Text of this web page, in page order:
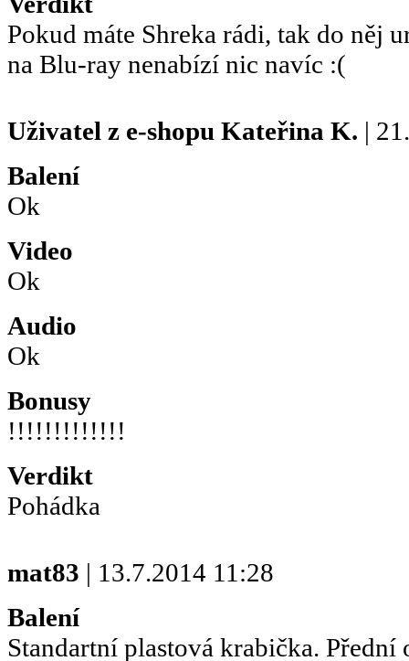
Pokud máte Shreka rádi, tak do něj
na Blu-ray nenabízí nic navíc :(
Uživatel z e-shopu Kateřina K. |
Balení
Ok
Video
Ok
Audio
Ok
Bonusy
!!!!!!!!!!!!!
Verdikt
Pohádka
mat83 | 13.7.2014 11:28
Balení
Standartní plastová krabička.